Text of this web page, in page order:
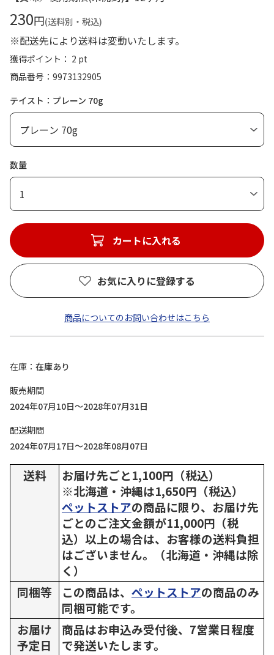
230円(送料別・税込)
※配送先により送料は変動いたします。
獲得ポイント： 2 pt
商品番号
9973132905
テイスト：プレーン 70g
数量
1
カートに入れる
お気に入りに登録する
商品についてのお問い合わせはこちら
在庫
在庫あり
販売期間
2024年07月10日～2028年07月31日
配送期間
2024年07月17日～2028年08月07日
送料
お届け先ごと1,100円（税込）
※北海道・沖縄は1,650円（税込）
ペットストアの商品に限り、お届け先
ごとのご注文金額が11,000円（税
込）以上の場合は、お客様の送料負担
はございません。（北海道・沖縄は除
く）
同梱等
この商品は、 ペットストアの商品のみ
同梱可能です。
お届け
予定日
商品はお申込み受付後、7営業日程度
で発送いたします。